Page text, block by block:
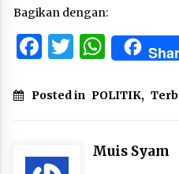
Bagikan dengan:
Facebook
Twitter
Posted in POLITIK,
Muis Syam